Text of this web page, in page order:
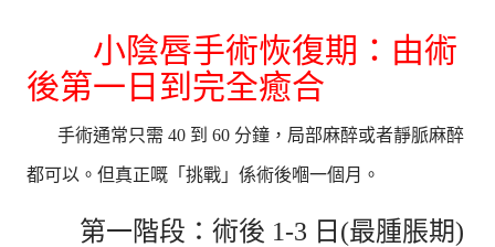
小陰唇手術恢復期：由術
後第一日到完全癒合
手術通常只需 40 到 60 分鐘，局部麻醉或者靜脈麻醉
都可以。但真正嘅「挑戰」係術後嗰一個月。
第一階段：術後 1-3 日(最腫脹期)